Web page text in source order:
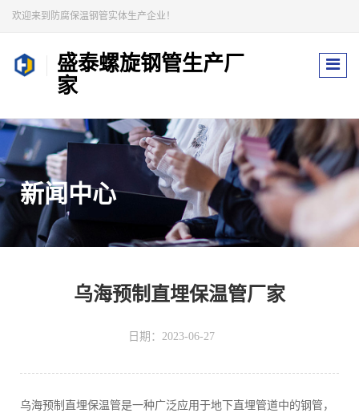
欢迎来到防腐保温钢管实体生产企业！
盛泰螺旋钢管生产厂
家
新闻中心
乌海预制直埋保温管厂家
日期：2023-06-27
乌海预制直埋保温管是一种广泛应用于地下直埋管道中的钢管，